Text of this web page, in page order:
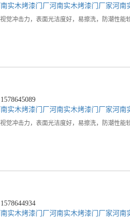
实木烤漆门厂 河南实木烤漆门厂家河南
觉冲击力，表面光洁度好，易擦洗，防潮性能
实木烤漆门厂 河南实木烤漆门厂家河南
觉冲击力，表面光洁度好，易擦洗，防潮性能
实木烤漆门厂 河南实木烤漆门厂家河南